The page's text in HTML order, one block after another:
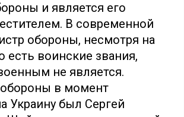
и является его
В современной
обороны, несмотря на
есть воинские звания,
не является.
в момент
Украину был Сергей